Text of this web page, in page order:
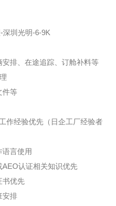
深圳光明-6-9K
排、在途追踪、订舱补料等
件等
作经验优先（日企工厂经验者
言使用
认证相关知识优先
书优先
安排